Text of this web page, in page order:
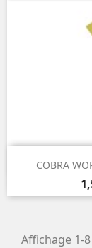

COBRA
Affichage 1-